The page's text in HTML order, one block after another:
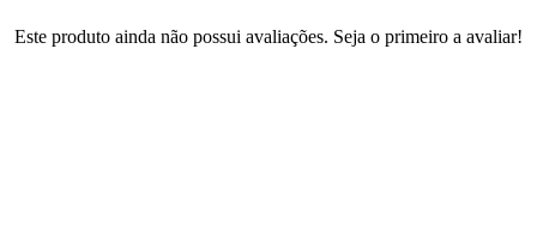
Este produto ainda não possui avaliações. Seja o primeiro a avaliar!